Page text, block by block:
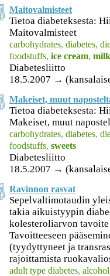
Maitovalmisteet
Tietoa diabeteksesta:
Maitovalmisteet
carbohydrates, diabetes,
foodstuffs, ice cream,
Diabetesliitto
18.5.2007 →
Makeiset, muut
Tietoa diabeteksesta:
Makeiset, muut
carbohydrates, diabetes,
foodstuffs, sweets
Diabetesliitto
18.5.2007 →
Ravinnon rasvat
Sepelvaltimotaudin
takia aikuistyypin
kolesteroliarvon
Tavoitteeseen
(tyydyttyneet ja
rajoittamista
adult type diabetes, alcohol